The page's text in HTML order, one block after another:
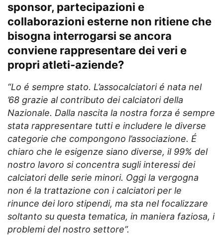
sponsor, partecipazioni e
collaborazioni esterne non ritiene che
bisogna interrogarsi se ancora
conviene rappresentare dei veri e
propri atleti-aziende?
“Lo é sempre stato. L’assocalciatori é nata nel
’68 grazie al contributo dei calciatori della
Nazionale. Dalla nascita la nostra forza é sempre
stata rappresentare tutti e includere le diverse
categorie che compongono l’associazione. É
chiaro che le esigenze siano diverse, il 99% del
nostro lavoro si concentra sugli interessi dei
calciatori delle serie minori. Oggi la vergogna
non é la trattazione con i calciatori per le
rinunce dei loro stipendi, ma sta nel focalizzare
soltanto su questa tematica, in maniera faziosa, i
problemi del nostro settore”.